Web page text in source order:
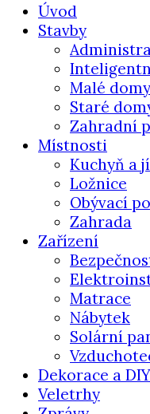
Úvod
Stavby
Malé domy
Staré
Zahradní
Místnosti
Kuchyň a
Ložnice
Obývací
Zahrada
Zařízení
Matrace
Nábytek
Solární
Dekorace a DIY
Veletrhy